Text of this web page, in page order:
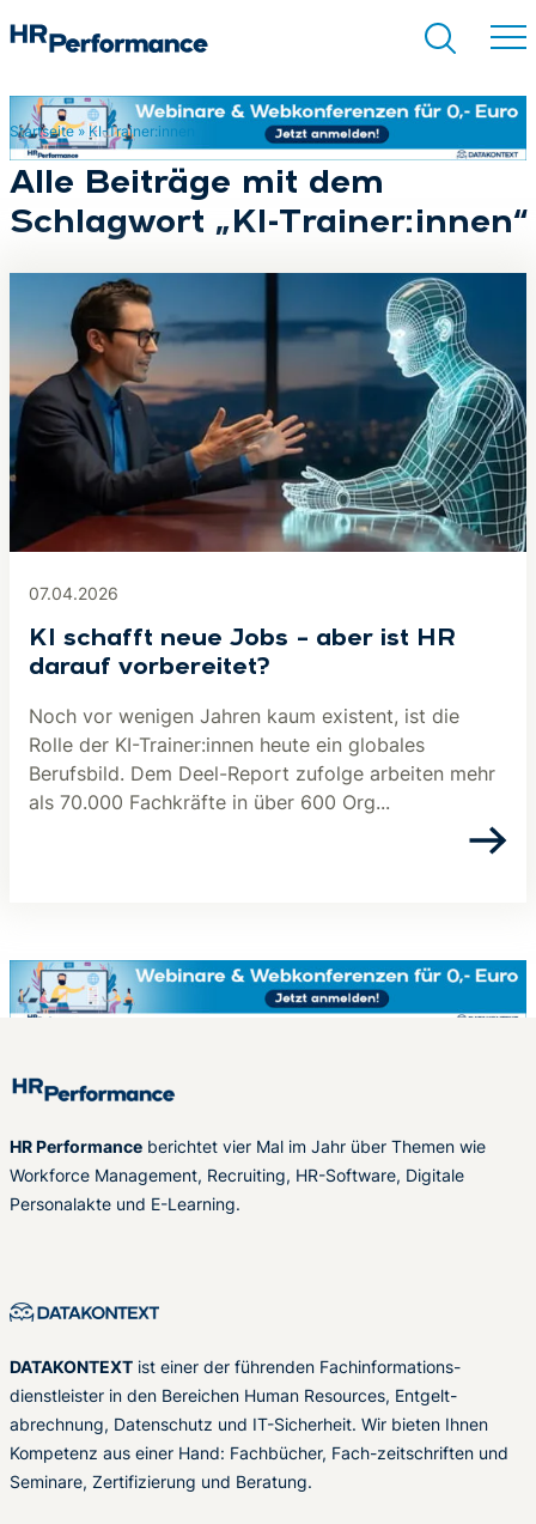
Suchen
Startseite» KI-Trainer:innen
Alle Beiträge mit dem
Schlagwort „KI-Trainer:innen“
07.04.2026
KI schafft neue Jobs – aber ist HR
darauf vorbereitet?
Noch vor wenigen Jahren kaum existent, ist die
Rolle der KI-Trainer:innen heute ein globales
Berufsbild. Dem Deel-Report zufolge arbeiten mehr
als 70.000 Fachkräfte in über 600 Org...
HR Performance berichtet vier Mal im Jahr über Themen wie
Workforce Management, Recruiting, HR-Software, Digitale
Personalakte und E-Learning.
DATAKONTEXT ist einer der führenden Fachinformations-
dienstleister in den Bereichen Human Resources, Entgelt-
abrechnung, Datenschutz und IT-Sicherheit. Wir bieten Ihnen
Kompetenz aus einer Hand: Fachbücher, Fach-zeitschriften und
Seminare, Zertifizierung und Beratung.